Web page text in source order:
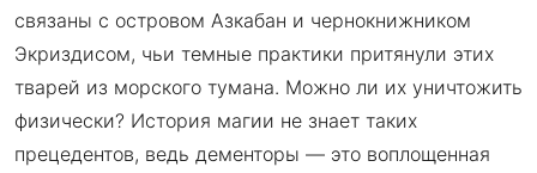
связаны с островом Азкабан и чернокнижником
Экриздисом, чьи темные практики притянули этих
тварей из морского тумана. Можно ли их уничтожить
физически? История магии не знает таких
прецедентов, ведь дементоры — это воплощенная